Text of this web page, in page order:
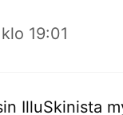
19:01
IlluSkinista